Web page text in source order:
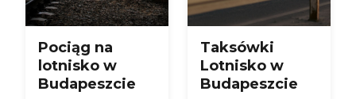
Pociąg na
lotnisko w
Budapeszcie
Taksówki
Lotnisko w
Budapeszcie